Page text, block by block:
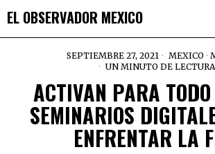
EL OBSERVADOR MEXICO
SEPTIEMBRE 27, 2021 MEXICO ·
UN MINUTO DE LECTURA
ACTIVAN PARA
SEMINARIOS
ENFRENTAR LA